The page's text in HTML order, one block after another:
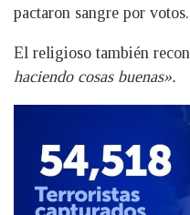
pactaron sangre por votos.
El religioso también
haciendo cosas buenas».